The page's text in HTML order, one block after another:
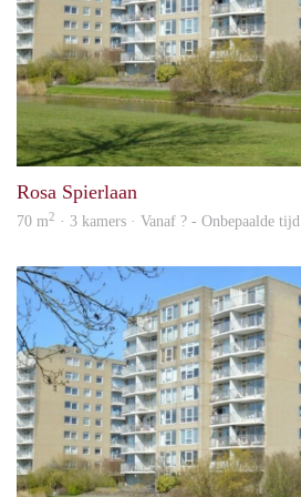
Rosa Spierlaan
70 m2 · 3 kamers · Vanaf ? - Onbepaalde tijd